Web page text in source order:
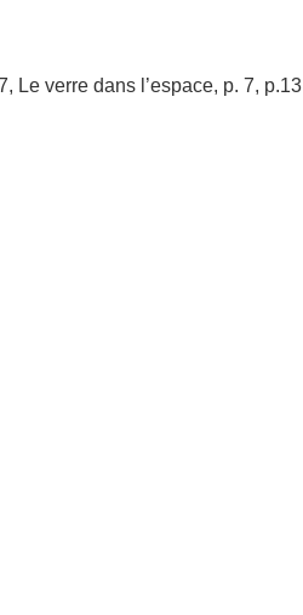
Le verre dans l’espace, p. 7, p.13